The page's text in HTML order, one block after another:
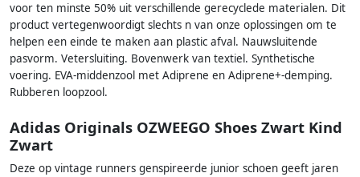
voor ten minste 50% uit verschillende gerecyclede materialen. Dit
product vertegenwoordigt slechts n van onze oplossingen om te
helpen een einde te maken aan plastic afval. Nauwsluitende
pasvorm. Vetersluiting. Bovenwerk van textiel. Synthetische
voering. EVA-middenzool met Adiprene en Adiprene+-demping.
Rubberen loopzool.
Adidas Originals OZWEEGO Shoes Zwart Kind
Zwart
Deze op vintage runners genspireerde junior schoen geeft jaren